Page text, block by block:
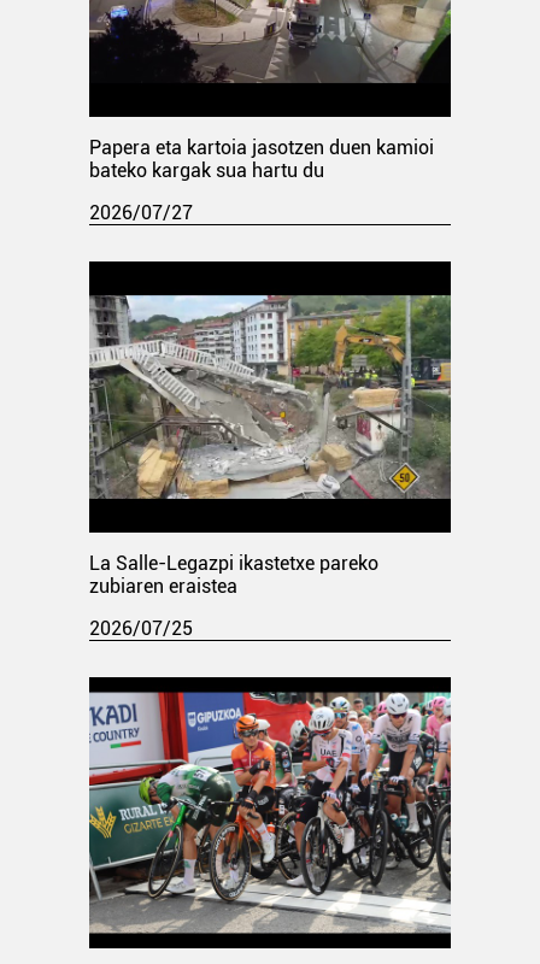
Papera eta kartoia jasotzen duen kamioi
bateko kargak sua hartu du
2026/07/27
La Salle-Legazpi ikastetxe pareko
zubiaren eraistea
2026/07/25